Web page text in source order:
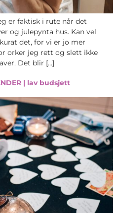
er faktisk i rute når det
og julepynta hus. Kan vel
det, for vi er jo mer
orker jeg rett og slett ikke
Det blir […]
| lav budsjett